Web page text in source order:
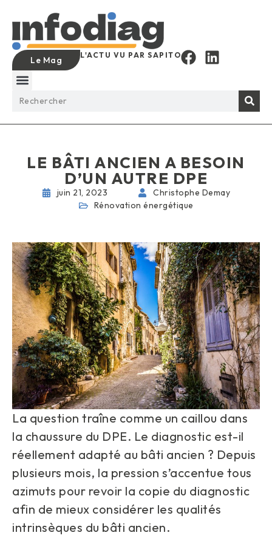
Le Mag L'ACTU VU PAR SAPITO
LE BÂTI ANCIEN A BESOIN
D’UN AUTRE DPE
juin 21, 2023
Christophe Demay
Rénovation énergétique
La question traîne comme un caillou dans
la chaussure du DPE. Le diagnostic est-il
réellement adapté au bâti ancien ? Depuis
plusieurs mois, la pression s’accentue tous
azimuts pour revoir la copie du diagnostic
afin de mieux considérer les qualités
intrinsèques du bâti ancien.